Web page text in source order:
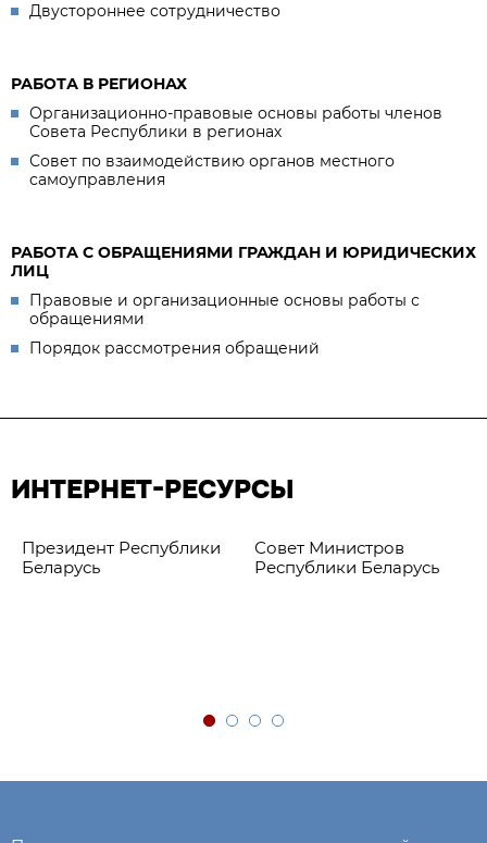
Двустороннее сотрудничество
РАБОТА В РЕГИОНАХ
Организационно-правовые основы работы членов
Совета Республики в регионах
Совет по взаимодействию органов местного
самоуправления
РАБОТА С ОБРАЩЕНИЯМИ ГРАЖДАН И ЮРИДИЧЕСКИХ
ЛИЦ
Правовые и организационные основы работы с
обращениями
Порядок рассмотрения обращений
ИНТЕРНЕТ-РЕСУРСЫ
Президент Республики
Беларусь
Совет Министров
Республики Беларусь